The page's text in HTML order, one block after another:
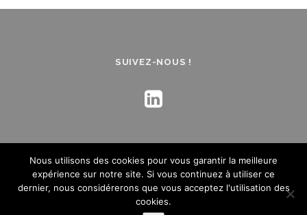
SUIVEZ-NOUS !
Mentions légales- Crédit :Création de site internet
- Agence
Kynova
Nous utilisons des cookies pour vous garantir la meilleure
expérience sur notre site. Si vous continuez à utiliser ce
dernier, nous considérerons que vous acceptez l'utilisation des
cookies.